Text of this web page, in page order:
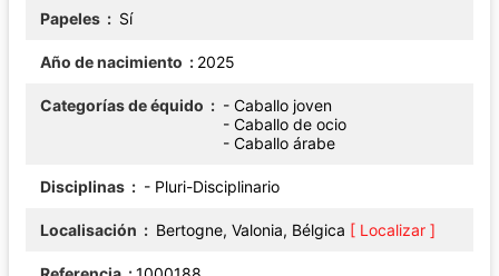
Papeles Sí
Año de nacimiento 2025
Categorías de équido
- Caballo joven
- Caballo de ocio
- Caballo árabe
Disciplinas - Pluri-Disciplinario
Localisación Bertogne, Valonia, Bélgica [ Localizar ]